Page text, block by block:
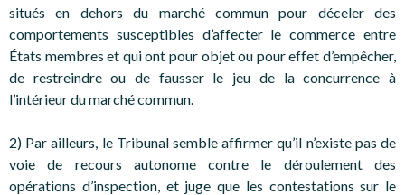
situés en dehors du marché commun pour déceler des
comportements susceptibles d’affecter le commerce entre
États membres et qui ont pour objet ou pour effet d’empêcher,
de restreindre ou de fausser le jeu de la concurrence à
l’intérieur du marché commun.
2) Par ailleurs, le Tribunal semble affirmer qu’il n’existe pas de
voie de recours autonome contre le déroulement des
opérations d’inspection, et juge que les contestations sur le